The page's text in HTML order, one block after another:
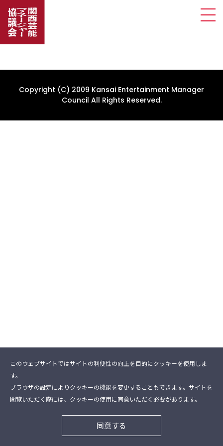
Copyright (C) 2009 Kansai Entertainment Manager
Council All Rights Reserved.
このウェブサイトではサイトの利便性の向上を目的にクッキーを使用しま
す。
ブラウザの設定によりクッキーの機能を変更することもできます。サイトを
閲覧いただく際には、クッキーの使用に同意いただく必要があります。
同意する